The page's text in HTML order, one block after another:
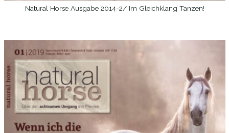
WEITERLESEN
Natural Horse Ausgabe 2014-2/ Im Gleichklang Tanzen!